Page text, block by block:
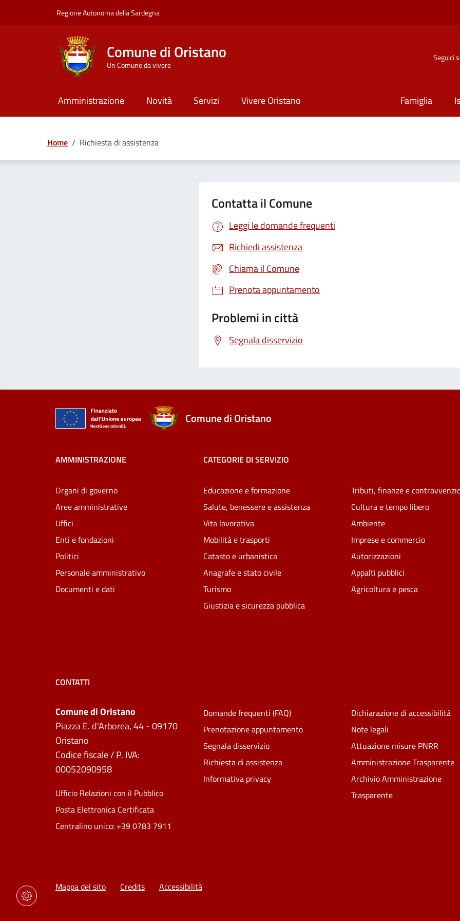
Regione Autonoma della Sardegna
Comune di Oristano
Un Comune da vivere
Seguici
Amministrazione Novità Servizi Vivere Oristano Famiglia
Home / Richiesta di assistenza
Contatta il Comune
Leggi le domande frequenti
Richiedi assistenza
Chiama il Comune
Prenota appuntamento
Problemi in città
Segnala disservizio
Comune di Oristano
AMMINISTRAZIONE
Organi di governo
Aree amministrative
Uffici
Enti e fondazioni
Politici
Personale amministrativo
Documenti e dati
CATEGORIE DI SERVIZIO
Educazione e formazione
Salute, benessere e assistenza
Vita lavorativa
Mobilità e trasporti
Catasto e urbanistica
Anagrafe e stato civile
Turismo
Giustizia e sicurezza pubblica
Tributi, finanze e
Cultura e tempo libero
Ambiente
Imprese e commercio
Autorizzazioni
Appalti pubblici
Agricoltura e pesca
CONTATTI
Comune di Oristano
Piazza E. d'Arborea, 44 - 09170
Oristano
Codice fiscale / P. IVA:
00052090958
Ufficio Relazioni con il Pubblico
Posta Elettronica Certificata
Centralino unico: +39 0783 7911
Domande frequenti (FAQ)
Prenotazione appuntamento
Segnala disservizio
Richiesta di assistenza
Informativa privacy
Dichiarazione di accessibilità
Note legali
Attuazione misure PNRR
Amministrazione Trasparente
Archivio Amministrazione
Trasparente
Mappa del sito Credits Accessibilità